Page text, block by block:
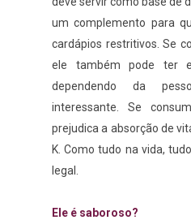
um complemento para
cardápios restritivos. Se
ele também pode ter
dependendo da
interessante. Se
prejudica a absorção de
K. Como tudo na vida,
legal.
Ele é saboroso?